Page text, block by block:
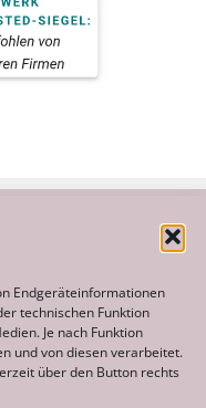
Endgeräteinformationen
technischen Funktion
Je nach Funktion
und von diesen verarbeitet.
über den Button rechts